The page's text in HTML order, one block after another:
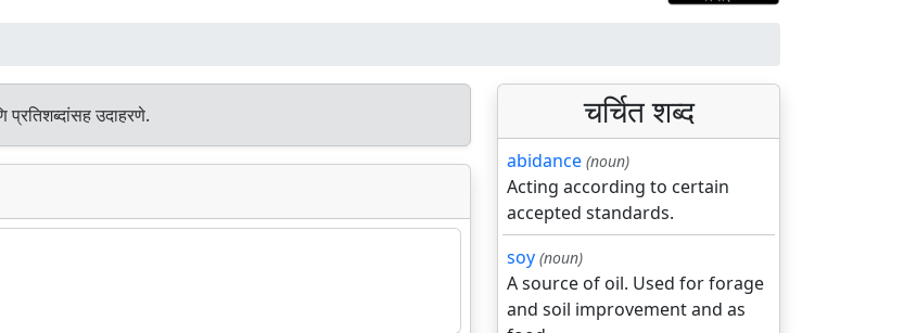
प्रतिशब्दांसह उदाहरणे. चर्चित शब्द
abidance (noun)
Acting according to certain
accepted standards.
soy (noun)
A source of oil. Used for forage
and soil improvement and as